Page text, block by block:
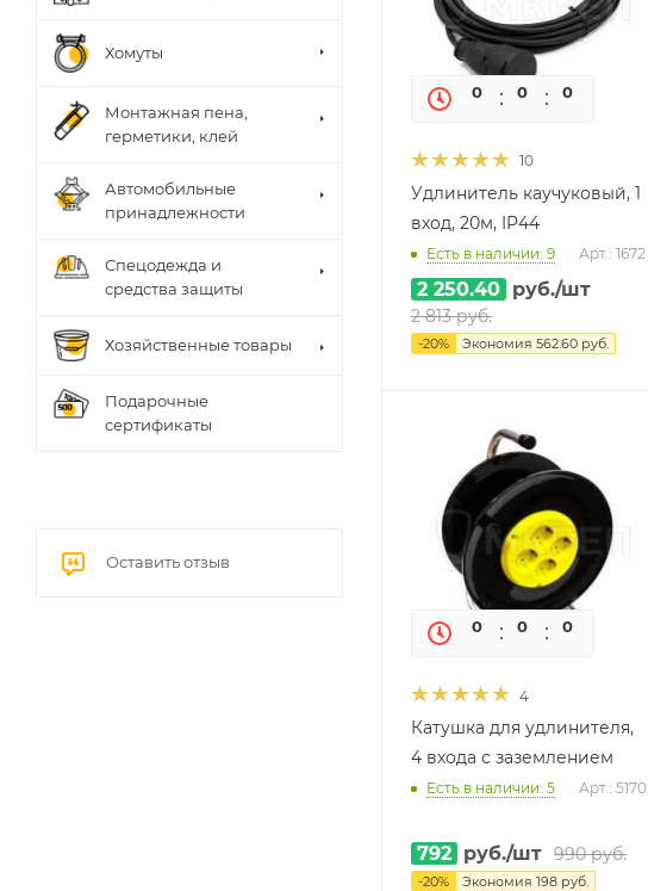
0 0 0
10
Удлинитель каучуковый, 1
вход, 20м, IP44
Есть в наличии: 9 Арт.: 1672
2 250.40 руб./шт
2 813руб.
-20% Экономия 562.60 руб.
0 0 0
4
Катушка для удлинителя,
4 входа с заземлением
Есть в наличии: 5 Арт.: 5170
792 руб./шт 990руб.
-20% Экономия 198 руб.
Хомуты
Монтажная пена,
герметики, клей
Автомобильные
принадлежности
Спецодежда и
средства защиты
Хозяйственные товары
Подарочные
сертификаты
Оставить отзыв